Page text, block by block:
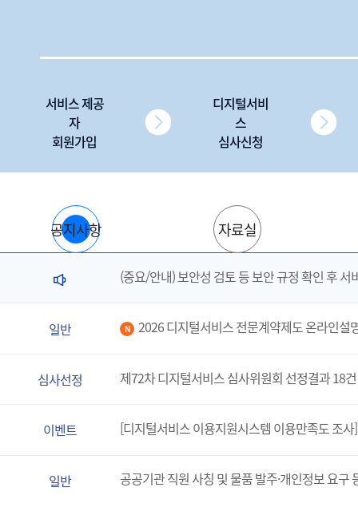
서비스 제공
자
회원가입
디지털서비
스
심사신청
공지사항 자료실
(중요/안내) 보안성 검토 등 보안 규정 확인 후 서
일반 N 2026 디지털서비스 전문계약제도 온라인설
심사선정 제72차 디지털서비스 심사위원회 선정결과 18건
이벤트 [디지털서비스 이용지원시스템 이용만족도 조
일반 공공기관 직원 사칭 및 물품 발주·개인정보 요구